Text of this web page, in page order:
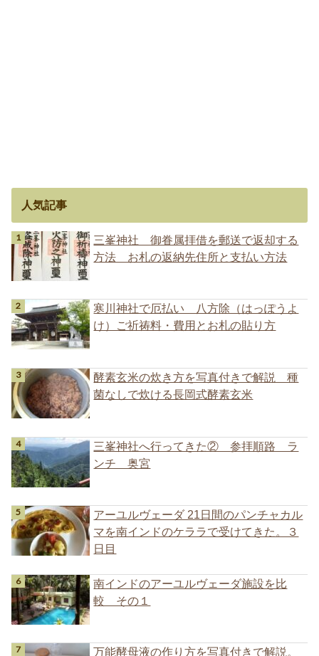
人気記事
三峯神社 御眷属拝借を郵送で返却する
方法 お札の返納先住所と支払い方法
寒川神社で厄払い 八方除（はっぽうよ
け）ご祈祷料・費用とお札の貼り方
酵素玄米の炊き方を写真付きで解説 種
菌なしで炊ける長岡式酵素玄米
三峯神社へ行ってきた② 参拝順路 ラ
ンチ 奥宮
アーユルヴェーダ 21日間のパンチャカル
マを南インドのケララで受けてきた。３
日目
南インドのアーユルヴェーダ施設を比
較 その１
万能酵母液の作り方を写真付きで解説。